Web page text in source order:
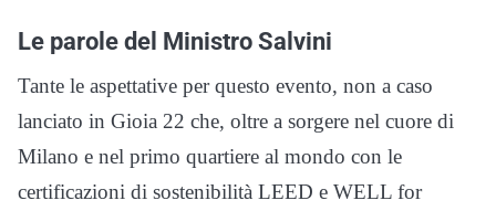
Le parole del Ministro Salvini
Tante le aspettative per questo evento, non a caso
lanciato in Gioia 22 che, oltre a sorgere nel cuore di
Milano e nel primo quartiere al mondo con le
certificazioni di sostenibilità LEED e WELL for